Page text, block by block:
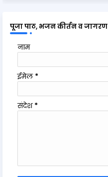
पूजा पाठ, भजन कीर्तन व
नाम
ईमेल *
संदेश *